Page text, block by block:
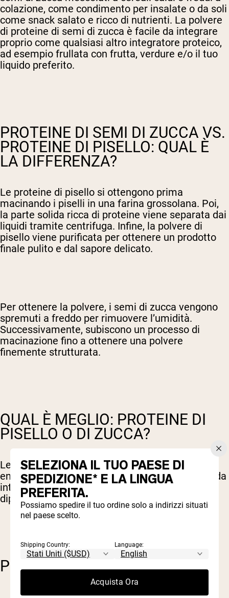
colazione, come condimento per insalate o da soli
come snack salato e ricco di nutrienti. La polvere
di proteine di semi di zucca è facile da integrare
proprio come qualsiasi altro integratore proteico,
ad esempio frullata con frutta, verdure e/o il tuo
liquido preferito.
PROTEINE DI SEMI DI ZUCCA VS.
PROTEINE DI PISELLO: QUAL È
LA DIFFERENZA?
Le proteine di pisello si ottengono prima
macinando i piselli in una farina grossolana. Poi,
la parte solida ricca di proteine viene separata dai
liquidi tramite centrifuga. Infine, la polvere di
pisello viene purificata per ottenere un prodotto
finale pulito e dal sapore delicato.
Per ottenere la polvere, i semi di zucca vengono
spremuti a freddo per rimuovere l’umidità.
Successivamente, subiscono un processo di
macinazione fino a ottenere una polvere
finemente strutturata.
QUAL È MEGLIO: PROTEINE DI
PISELLO O DI ZUCCA?
Le proteine di pisello e quelle di semi offrono
entrambe proteine vegetali di alta qualità facili da
integrare nella tua routine. Quale sia “migliore”
dipende semplicemente dai tuoi obiettivi.
PIÙ RICCO DI PROTEINE?
SELEZIONA IL TUO PAESE DI
SPEDIZIONE* E LA LINGUA
PREFERITA.
Possiamo spedire il tuo ordine solo a indirizzi situati
nel paese scelto.
Shipping Country: Language:
Acquista Ora